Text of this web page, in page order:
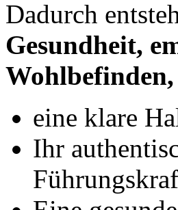
Dadurch
Gesundheit,
eine klare
Ihr